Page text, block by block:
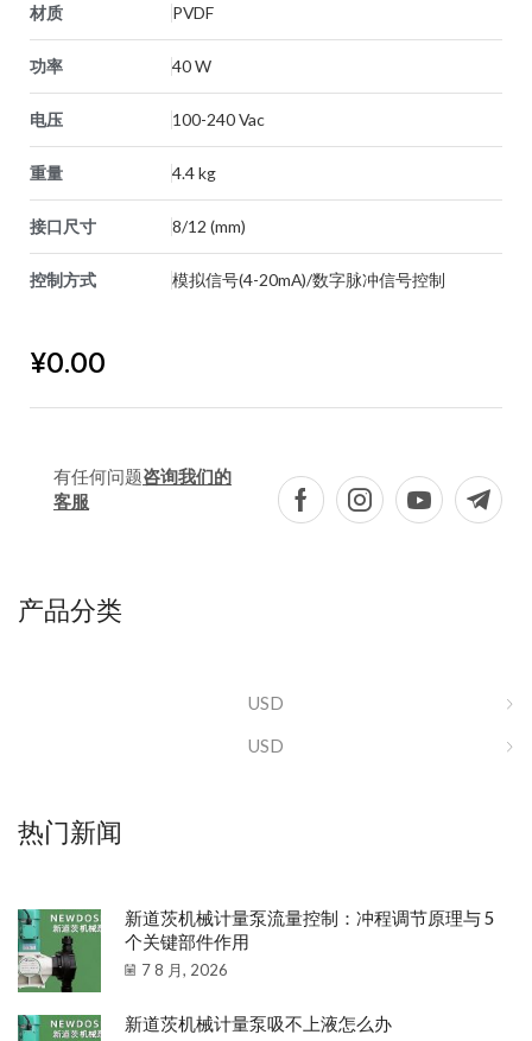
材质 PVDF
功率 40 W
电压 100-240 Vac
重量 4.4 kg
接口尺寸 8/12 (mm)
控制方式 模拟信号(4-20mA)/数字脉冲信号控制
¥0.00
有任何问题咨询我们的
客服
产品分类
USD
USD
热门新闻
新道茨机械计量泵流量控制：冲程调节原理与 5
个关键部件作用
7 8 月, 2026
新道茨机械计量泵吸不上液怎么办